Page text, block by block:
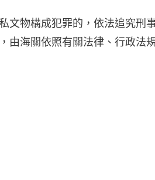
文物構成犯罪的，依法追究刑
由海關依照有關法律、行政法